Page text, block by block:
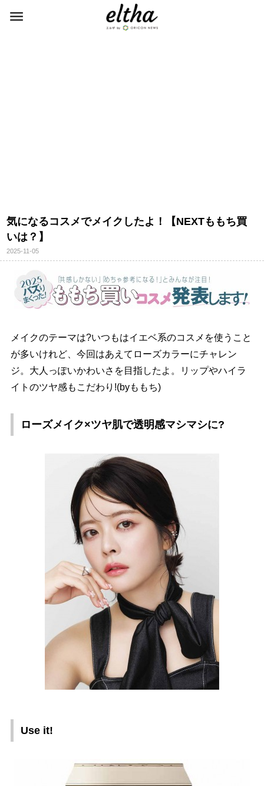
気になるコスメでメイクしたよ！【NEXTももち買
いは？】
2025-11-05
メイクのテーマは?いつもはイエベ系のコスメを使うこと
が多いけれど、今回はあえてローズカラーにチャレン
ジ。大人っぽいかわいさを目指したよ。リップやハイラ
イトのツヤ感もこだわり!(byももち)
ローズメイク×ツヤ肌で透明感マシマシに?
Use it!